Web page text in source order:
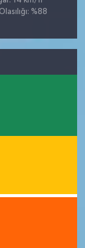
%88